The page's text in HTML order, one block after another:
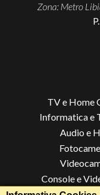
Zona: Metro
TV e Home
Informatica e
Audio e
Console e